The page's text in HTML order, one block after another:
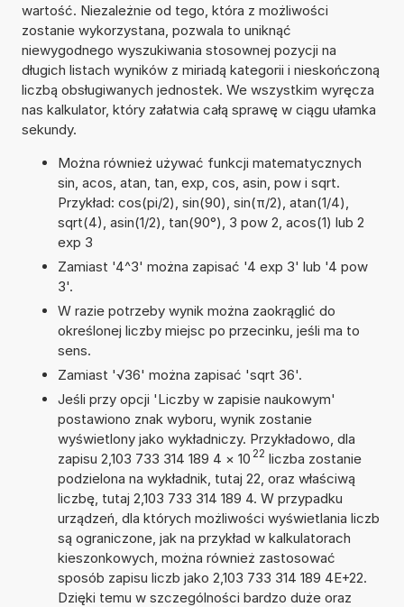
wartość. Niezależnie od tego, która z możliwości
zostanie wykorzystana, pozwala to uniknąć
niewygodnego wyszukiwania stosownej pozycji na
długich listach wyników z miriadą kategorii i nieskończoną
liczbą obsługiwanych jednostek. We wszystkim wyręcza
nas kalkulator, który załatwia całą sprawę w ciągu ułamka
sekundy.
Można również używać funkcji matematycznych
sin, acos, atan, tan, exp, cos, asin, pow i sqrt.
Przykład: cos(pi/2), sin(90), sin(π/2), atan(1/4),
sqrt(4), asin(1/2), tan(90°), 3 pow 2, acos(1) lub 2
exp 3
Zamiast '4^3' można zapisać '4 exp 3' lub '4 pow
3'.
W razie potrzeby wynik można zaokrąglić do
określonej liczby miejsc po przecinku, jeśli ma to
sens.
Zamiast '√36' można zapisać 'sqrt 36'.
Jeśli przy opcji 'Liczby w zapisie naukowym'
postawiono znak wyboru, wynik zostanie
wyświetlony jako wykładniczy. Przykładowo, dla
zapisu 2,103 733 314 189 4 × 10 22 liczba zostanie
podzielona na wykładnik, tutaj 22, oraz właściwą
liczbę, tutaj 2,103 733 314 189 4. W przypadku
urządzeń, dla których możliwości wyświetlania liczb
są ograniczone, jak na przykład w kalkulatorach
kieszonkowych, można również zastosować
sposób zapisu liczb jako 2,103 733 314 189 4E+22.
Dzięki temu w szczególności bardzo duże oraz